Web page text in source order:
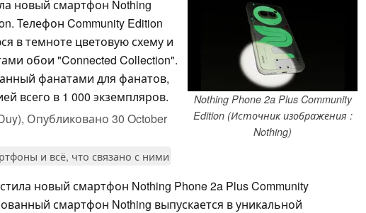
Nothing Phone 2a Plus Community
Edition (Источник изображения :
Nothing)
новый смартфон Nothing
Телефон Community Edition
в темноте цветовую схему и
обои "Connected Collection".
фанатами для фанатов,
всего в 1 000 экземпляров.
Опубликовано 30 October
и всё, что связано с ними
новый смартфон Nothing Phone 2a Plus Community
смартфон Nothing выпускается в уникальной